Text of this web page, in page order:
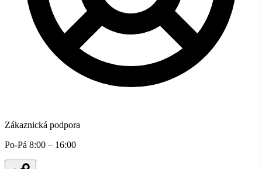
Zákaznická podpora
Po-Pá 8:00 – 16:00